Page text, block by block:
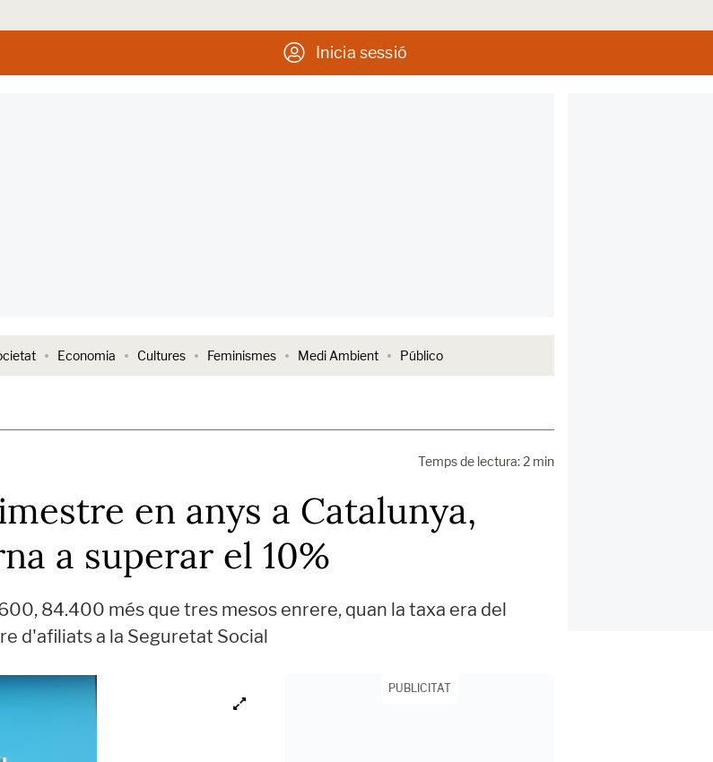
Inicia sessió
Economia Cultures Feminismes Medi Ambient Público
Temps de lectura: 2 min
en anys a Catalunya,
a superar el 10%
84.400 més que tres mesos enrere, quan la taxa era del
d'afiliats a la Seguretat Social
PUBLICITAT